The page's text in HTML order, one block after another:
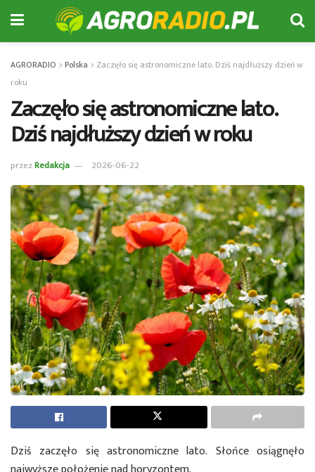
AGRORADIO >Polska > Zaczęło się astronomiczne lato. Dziś najdłuższy dzień w
roku
Zaczęło się astronomiczne lato.
Dziś najdłuższy dzień w roku
przezRedakcja 2026-06-22
Dziś zaczęło się astronomiczne lato. Słońce osiągnęło